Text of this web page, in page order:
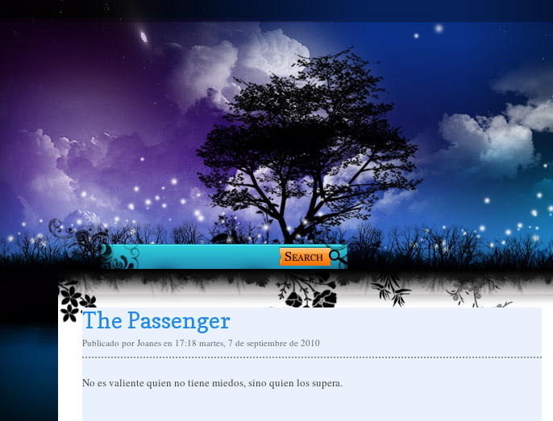
The Passenger
Publicado por Joanes en 17:18 martes, 7 de septiembre de 2010
No es valiente quien no tiene miedos, sino quien los supera.